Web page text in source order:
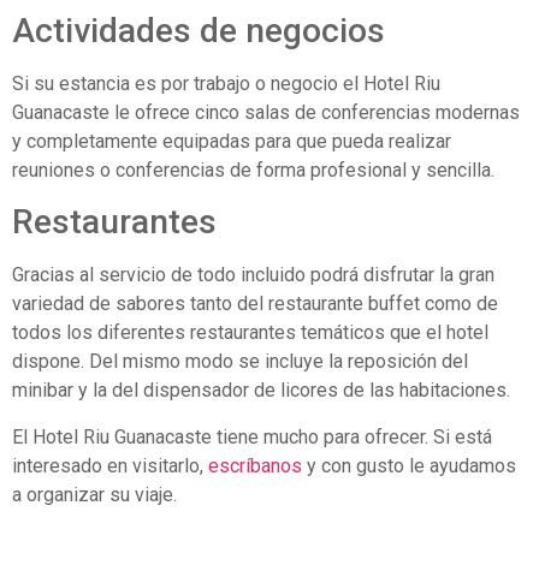
Actividades de negocios
Si su estancia es por trabajo o negocio el Hotel Riu
Guanacaste le ofrece cinco salas de conferencias modernas
y completamente equipadas para que pueda realizar
reuniones o conferencias de forma profesional y sencilla.
Restaurantes
Gracias al servicio de todo incluido podrá disfrutar la gran
variedad de sabores tanto del restaurante buffet como de
todos los diferentes restaurantes temáticos que el hotel
dispone. Del mismo modo se incluye la reposición del
minibar y la del dispensador de licores de las habitaciones.
El Hotel Riu Guanacaste tiene mucho para ofrecer. Si está
interesado en visitarlo, escríbanos y con gusto le ayudamos
a organizar su viaje.